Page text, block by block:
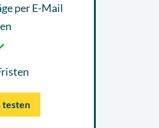
per E-Mail
testen